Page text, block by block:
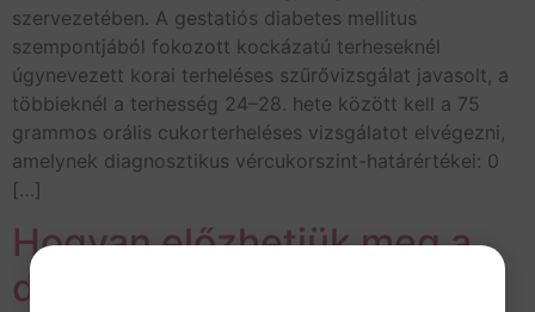
szervezetében. A gestatiós diabetes mellitus
szempontjából fokozott kockázatú terheseknél
úgynevezett korai terheléses szűrővizsgálat javasolt, a
többieknél a terhesség 24–28. hete között kell a 75
grammos orális cukorterheléses vizsgálatot elvégezni,
amelynek diagnosztikus vércukorszint-határértékei: 0
[…]
Hogyan előzhetjük meg a
depressziópandémiát?